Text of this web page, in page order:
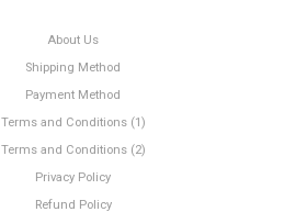
About Us
Shipping Method
Payment Method
Terms and Conditions (1)
Terms and Conditions (2)
Privacy Policy
Refund Policy